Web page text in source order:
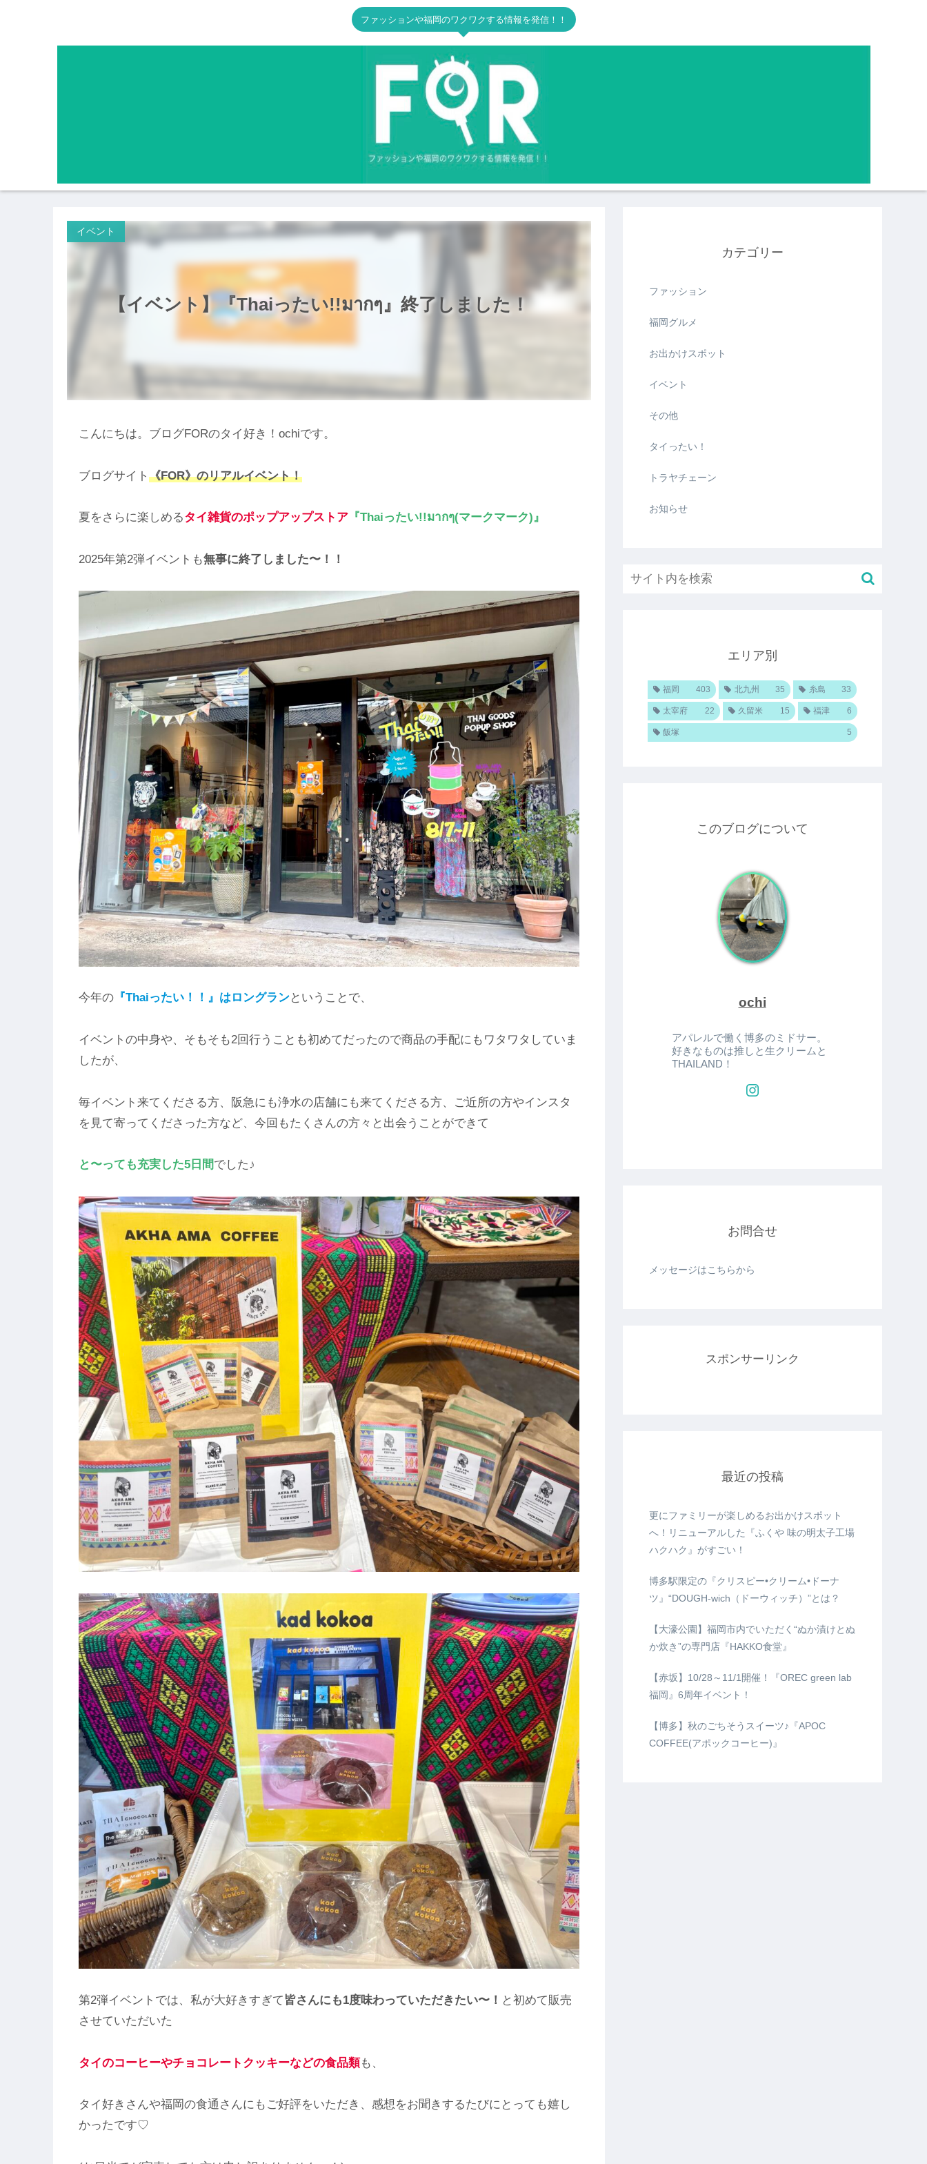
ファッションや福岡のワクワクする情報を発信！！
【イベント】『Thaiったい!!มากๆ』終了しました！
イベント
こんにちは。ブログFORのタイ好き！ochiです。
ブログサイト 《FOR》のリアルイベント！
夏をさらに楽しめるタイ雑貨のポップアップストア『Thaiったい!!มากๆ(マークマーク)』
2025年第2弾イベントも無事に終了しました〜！！
今年の『Thaiったい！！』はロングランということで、
イベントの中身や、そもそも2回行うことも初めてだったので商品の手配にもワタワタしていま
したが、
毎イベント来てくださる方、阪急にも浄水の店舗にも来てくださる方、ご近所の方やインスタ
を見て寄ってくださった方など、今回もたくさんの方々と出会うことができて
と〜っても充実した5日間でした♪
第2弾イベントでは、私が大好きすぎて皆さんにも1度味わっていただきたい〜！ と初めて販売
させていただいた
タイのコーヒーやチョコレートクッキーなどの食品類も、
タイ好きさんや福岡の食通さんにもご好評をいただき、感想をお聞きするたびにとっても嬉し
かったです♡
カテゴリー
ファッション
福岡グルメ
お出かけスポット
イベント
その他
タイったい！
トラヤチェーン
お知らせ
エリア別
福岡 403 北九州 35 糸島 33
太宰府 22 久留米 15 福津 6
飯塚 5
このブログについて
ochi
アパレルで働く博多のミドサー。
好きなものは推しと生クリームと
THAILAND！
お問合せ
メッセージはこちらから
スポンサーリンク
最近の投稿
更にファミリーが楽しめるお出かけスポット
へ！リニューアルした『ふくや 味の明太子工場
ハクハク』がすごい！
博多駅限定の『クリスピー•クリーム•ドーナ
ツ』“DOUGH-wich（ドーウィッチ）”とは？
【大濠公園】福岡市内でいただく“ぬか漬けとぬ
か炊き”の専門店『HAKKO食堂』
【赤坂】10/28～11/1開催！『OREC green lab
福岡』6周年イベント！
【博多】秋のごちそうスイーツ♪『APOC
COFFEE(アポックコーヒー)』